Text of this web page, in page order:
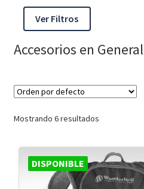
Ver Filtros
Accesorios en General
Mostrando 6 resultados
DISPONIBLE